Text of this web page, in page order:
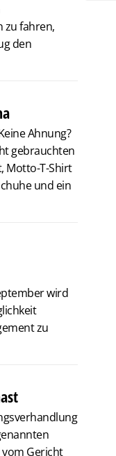
zu fahren,
den
Ahnung?
gebrauchten
Motto-T-Shirt
und ein
wird
zu
Gericht